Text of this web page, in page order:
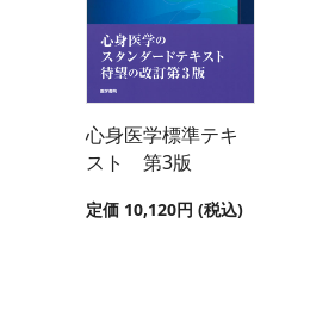
心身医学標準テキ
スト 第3版
定価 10,120円 (税込)